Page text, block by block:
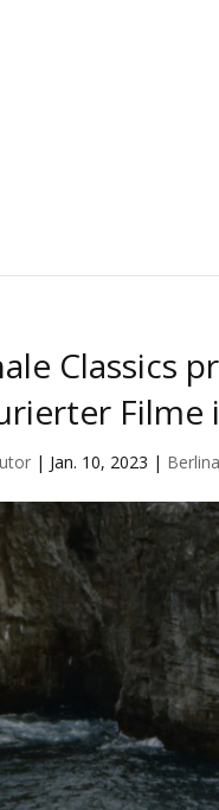
Classics
Filme
| Jan. 10, 2023 |